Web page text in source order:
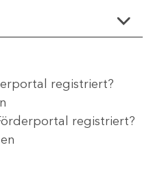
registriert?
registriert?